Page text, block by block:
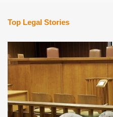
Top Legal Stories